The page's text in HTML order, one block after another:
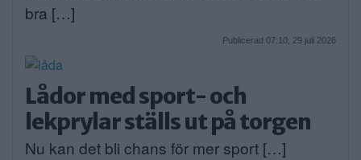
bra […]
Publicerad 07:10, 29 juli 2026
Lådor med sport- och
lekprylar ställs ut på torgen
Nu kan det bli chans för mer sport […]